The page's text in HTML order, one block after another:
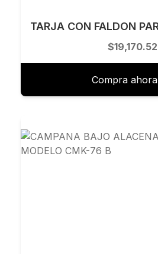
$19,170.52
Compra ahora